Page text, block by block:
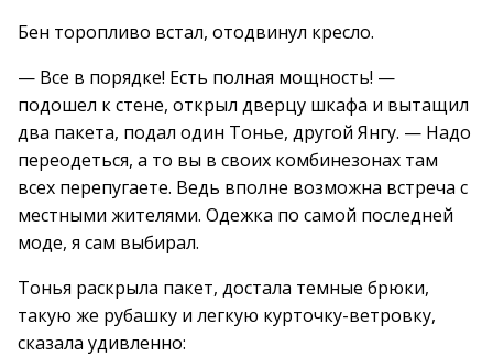
Бен торопливо встал, отодвинул кресло.
— Все в порядке! Есть полная мощность! —
подошел к стене, открыл дверцу шкафа и вытащил
два пакета, подал один Тонье, другой Янгу. — Надо
переодеться, а то вы в своих комбинезонах там
всех перепугаете. Ведь вполне возможна встреча с
местными жителями. Одежка по самой последней
моде, я сам выбирал.
Тонья раскрыла пакет, достала темные брюки,
такую же рубашку и легкую курточку-ветровку,
сказала удивленно: